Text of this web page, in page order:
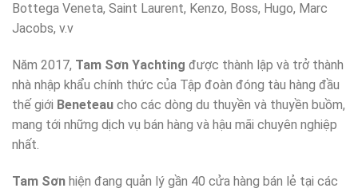
Bottega Veneta, Saint Laurent, Kenzo, Boss, Hugo, Marc
Jacobs, v.v
Năm 2017, Tam Sơn Yachting được thành lập và trở thành
nhà nhập khẩu chính thức của Tập đoàn đóng tàu hàng đầu
thế giới Beneteau cho các dòng du thuyền và thuyền buồm,
mang tới những dịch vụ bán hàng và hậu mãi chuyên nghiệp
nhất.
Tam Sơn hiện đang quản lý gần 40 cửa hàng bán lẻ tại các